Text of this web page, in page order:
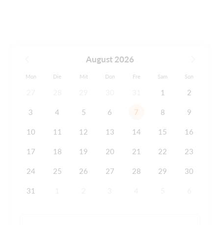
August 2026
Mon Die Mit Don Fre Sam Son
1 2
3 4 5 6 7 8 9
10 11 12 13 14 15 16
17 18 19 20 21 22 23
24 25 26 27 28 29 30
31